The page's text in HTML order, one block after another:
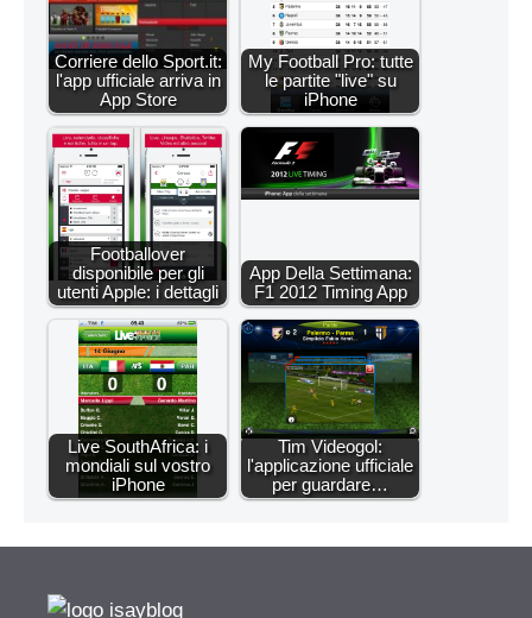
Corriere dello Sport.it:
l'app ufficiale arriva in
App Store
My Football Pro: tutte
le partite "live" su
iPhone
Footballover
disponibile per gli
utenti Apple: i dettagli
App Della Settimana:
F1 2012 Timing App
Live SouthAfrica: i
mondiali sul vostro
iPhone
Tim Videogol:
l'applicazione ufficiale
per guardare…